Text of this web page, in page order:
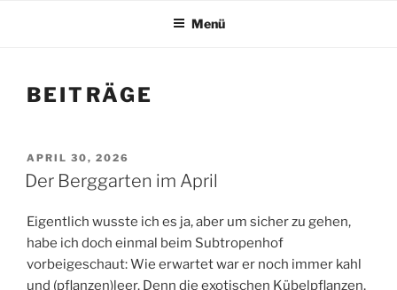
Menü
BEITRÄGE
VERÖFFENTLICHT
AM
APRIL 30, 2026
Der Berggarten im April
Eigentlich wusste ich es ja, aber um sicher zu gehen,
habe ich doch einmal beim Subtropenhof
vorbeigeschaut: Wie erwartet war er noch immer kahl
und (pflanzen)leer. Denn die exotischen Kübelpflanzen,